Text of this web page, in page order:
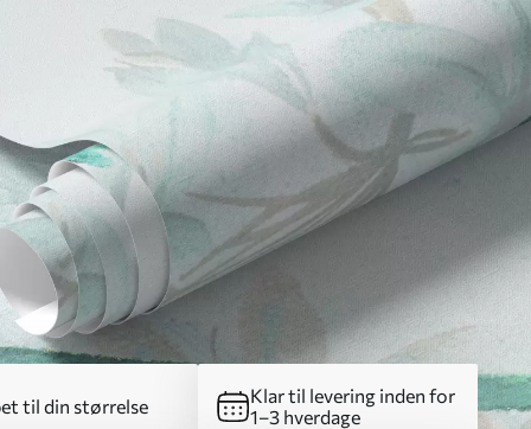
til din størrelse
Klar til levering inden for
1–3 hverdage